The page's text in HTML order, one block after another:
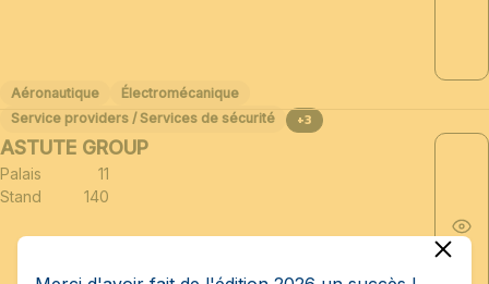
Aéronautique
Électromécanique
Service providers / Services de sécurité
+3
ASTUTE GROUP
Palais
11
Stand
140